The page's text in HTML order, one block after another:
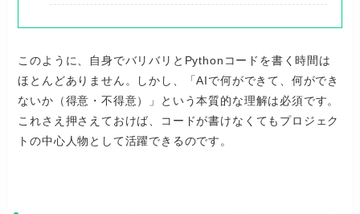
このように、自身でバリバリとPythonコードを書く時間は
ほとんどありません。しかし、「AIで何ができて、何ができ
ないか（得意・不得意）」という本質的な理解は必須です。
これさえ押さえておけば、コードが書けなくてもプロジェク
トの中心人物として活躍できるのです。